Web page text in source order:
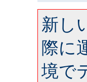
新し
際に
境で